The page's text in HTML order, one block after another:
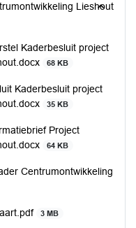
Lieshout
Kaderbesluit project
68 KB
Kaderbesluit project
35 KB
Project
64 KB
Centrumontwikkeling
3 MB